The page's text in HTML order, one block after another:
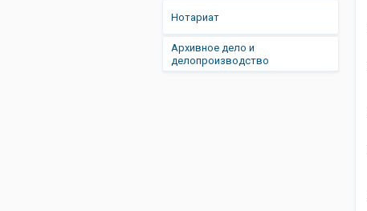
Нотариат
Архивное дело и
делопроизводство